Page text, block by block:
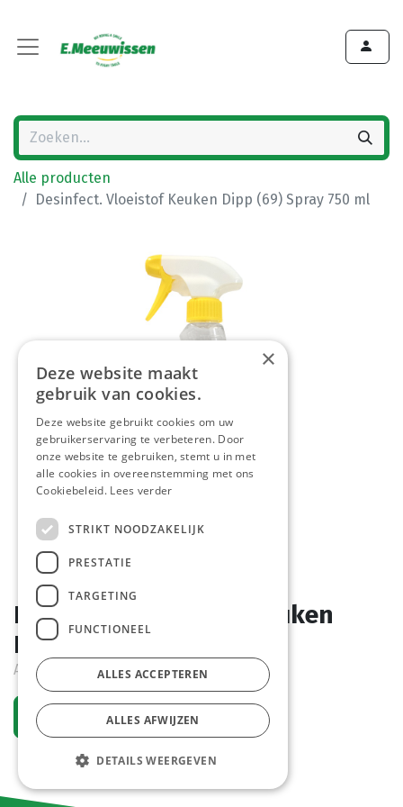
Alle producten
Desinfect. Vloeistof Keuken Dipp (69) Spray 750 ml
Desinfect. Vloeistof Keuken
Dipp (69) Spray 750 ml
Actief
Vraag een account aan
×
Deze website maakt
gebruik van cookies.
Deze website gebruikt cookies om uw
gebruikerservaring te verbeteren. Door
onze website te gebruiken, stemt u in met
alle cookies in overeenstemming met ons
Cookiebeleid. Lees verder
STRIKT NOODZAKELIJK
PRESTATIE
TARGETING
FUNCTIONEEL
ALLES ACCEPTEREN
ALLES AFWIJZEN
DETAILS WEERGEVEN